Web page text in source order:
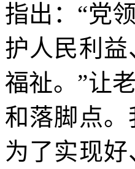
指出：“党
护人民利
福祉。”让
和落脚点
为了实现